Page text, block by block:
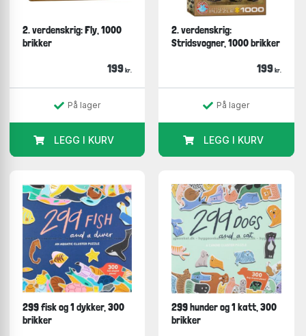
2. verdenskrig: Fly, 1000
brikker
199 kr.
På lager
LEGG I KURV
2. verdenskrig:
Stridsvogner, 1000 brikker
199 kr.
På lager
LEGG I KURV
299 fisk og 1 dykker, 300
brikker
299 hunder og 1 katt, 300
brikker